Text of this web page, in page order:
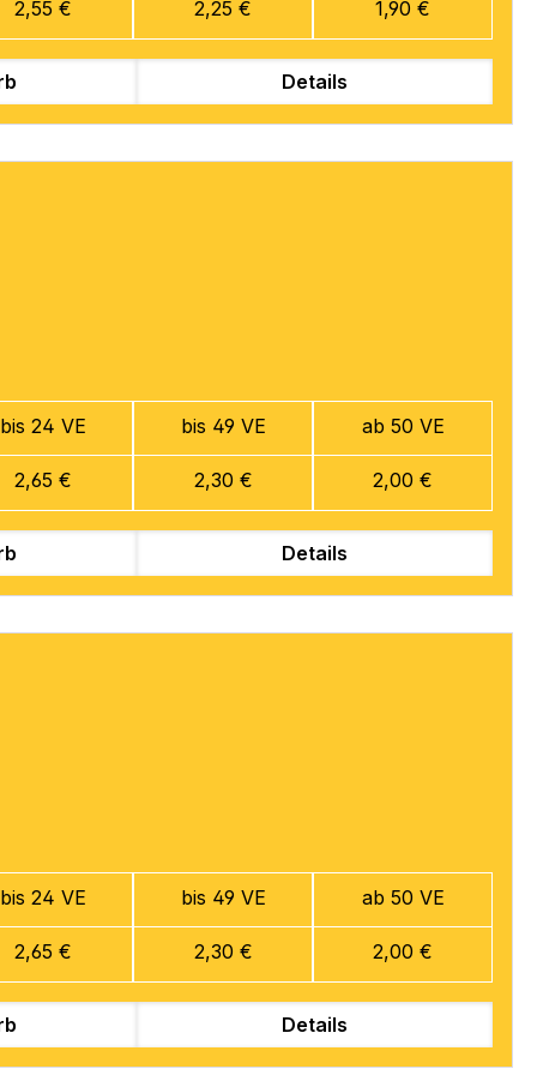
2,55 € 2,25 € 1,90 €
Details
bis 24 VE
2,65 €
bis 49 VE
2,30 €
ab 50 VE
2,00 €
Details
bis 24 VE
2,65 €
bis 49 VE
2,30 €
ab 50 VE
2,00 €
Details